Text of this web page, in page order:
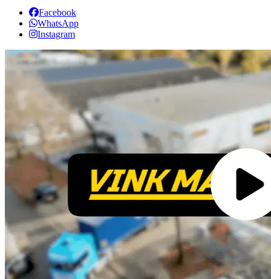
Facebook
WhatsApp
Instagram